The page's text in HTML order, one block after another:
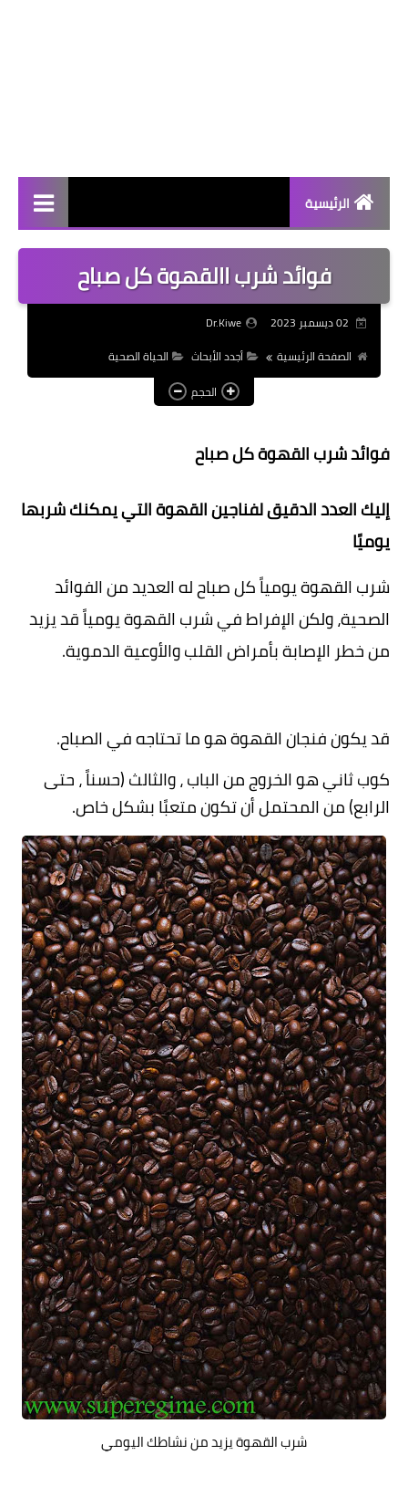
الرئيسية
الحياة الصحية
الرجيم
كيتو دايت
أجدد الأبحاث
المرأة والحمل
فوائد شرب االقهوة كل صباح
Dr.Kiwe
الصفحة الرئيسية
أجدد الأبحاث
الحياة الصحية
الحجم
فوائد شرب القهوة كل صباح
إليك العدد الدقيق لفناجين القهوة التي يمكنك شربها
يوميًا
شرب القهوة يومياً كل صباح له العديد من الفوائد
الصحية، ولكن الإفراط في شرب القهوة يومياً قد يزيد
من خطر الإصابة بأمراض القلب والأوعية الدموية.
قد يكون فنجان القهوة هو ما تحتاجه في الصباح.
كوب ثاني هو الخروج من الباب ، والثالث (حسناً ، حتى
الرابع) من المحتمل أن تكون متعبًا بشكل خاص.
شرب القهوة يزيد من نشاطك اليومي